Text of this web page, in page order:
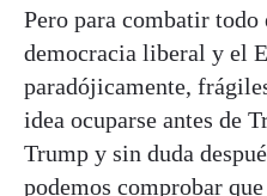
Pero para combatir todo
democracia liberal y el
paradójicamente,
idea ocuparse antes de
Trump y sin duda
podemos comprobar